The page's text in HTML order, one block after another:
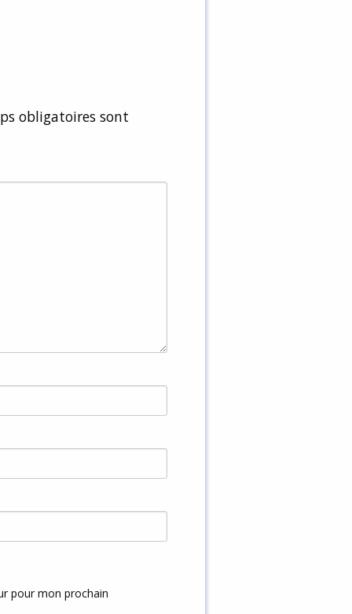
obligatoires sont
pour mon prochain